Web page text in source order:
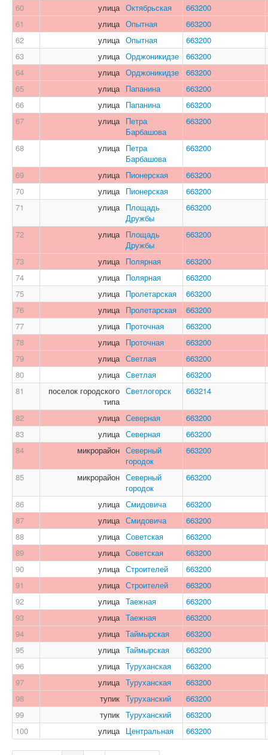
60
улица Октябрьская
663200
61
улица Опытная
663200
62
улица Опытная
663200
63
улица Орджоникидзе
663200
64
улица Орджоникидзе
663200
65
улица Папанина
663200
66
улица Папанина
663200
67
улица Петра
Барбашова
663200
68 улица Петра
Барбашова
663200
69 улица Пионерская
663200
70
улица Пионерская
663200
71
улица Площадь
Дружбы
663200
72 улица Площадь
Дружбы
663200
73 улица Полярная
663200
74
улица Полярная
663200
75
улица Пролетарская
663200
76
улица Пролетарская
663200
77
улица Проточная
663200
78
улица Проточная
663200
79
улица Светлая
663200
80
улица Светлая
663200
81
поселок городского
типа
Светлогорск 663214
82 улица Северная
663200
83
улица Северная
663200
84
микрорайон Северный
городок
663200
85 микрорайон Северный
городок
663200
86 улица Смидовича
663200
87
улица Смидовича
663200
88
улица Советская
663200
89
улица Советская
663200
90
улица Строителей
663200
91
улица Строителей
663200
92
улица Таежная
663200
93
улица Таежная
663200
94
улица Таймырская
663200
95
улица Таймырская
663200
96
улица Туруханская
663200
97
улица Туруханская
663200
98
тупик Туруханский
663200
99
тупик Туруханский
663200
100
улица Центральная 663200